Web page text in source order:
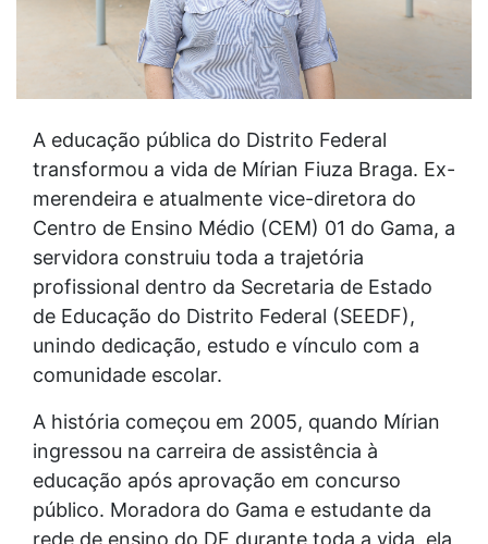
A educação pública do Distrito Federal
transformou a vida de Mírian Fiuza Braga. Ex-
merendeira e atualmente vice-diretora do
Centro de Ensino Médio (CEM) 01 do Gama, a
servidora construiu toda a trajetória
profissional dentro da Secretaria de Estado
de Educação do Distrito Federal (SEEDF),
unindo dedicação, estudo e vínculo com a
comunidade escolar.
A história começou em 2005, quando Mírian
ingressou na carreira de assistência à
educação após aprovação em concurso
público. Moradora do Gama e estudante da
rede de ensino do DF durante toda a vida, ela